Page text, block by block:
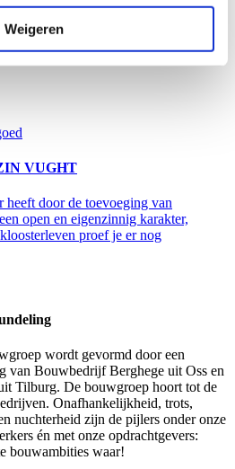
Weigeren
tijdens het hele bouwproces
slim hergebruik van
en vakmanschap van
VUGHT
door de toevoeging van
open en eigenzinnig karakter,
proef je er nog
wordt gevormd door een
van Bouwbedrijf Berghege uit Oss en
Tilburg. De bouwgroep hoort tot de
Onafhankelijkheid, trots,
nuchterheid zijn de pijlers onder onze
én met onze opdrachtgevers:
bouwambities waar!